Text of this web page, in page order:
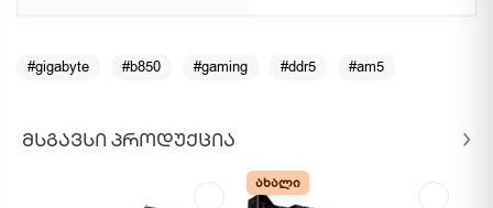
#gigabyte #b850 #gaming #ddr5 #am5
ᲛᲡᲒᲐᲕᲡᲘ ᲞᲠᲝᲓᲣᲥᲪᲘᲐ
ᲐᲮᲐᲚᲘ